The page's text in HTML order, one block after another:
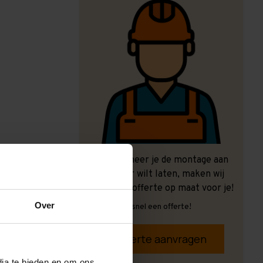
Over
Ook wanneer je de montage aan
ons over wilt laten, maken wij
graag een offerte op maat voor je!
Vrijblijvend, snel een offerte!
Offerte aanvragen